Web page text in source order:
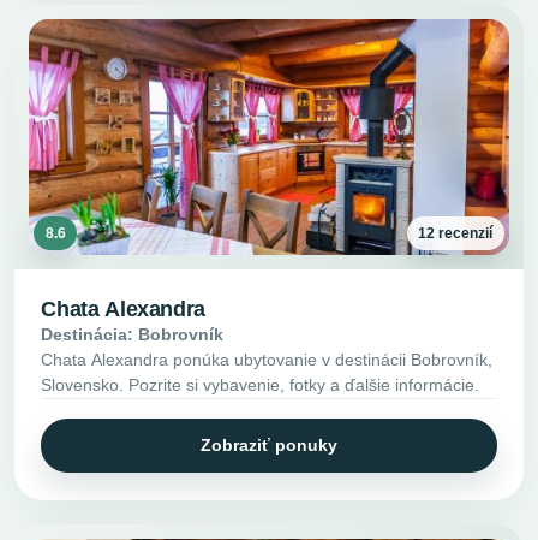
8.6 12 recenzií
Chata Alexandra
Destinácia: Bobrovník
Chata Alexandra ponúka ubytovanie v destinácii Bobrovník,
Slovensko. Pozrite si vybavenie, fotky a ďalšie informácie.
Zobraziť ponuky